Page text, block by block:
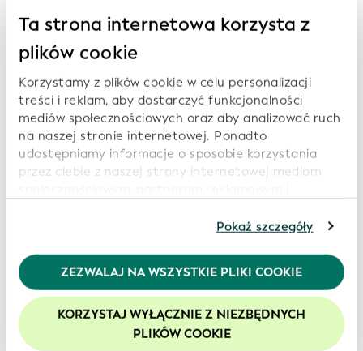
Ta strona internetowa korzysta z
plików cookie
Korzystamy z plików cookie w celu personalizacji
treści i reklam, aby dostarczyć funkcjonalności
mediów społecznościowych oraz aby analizować ruch
na naszej stronie internetowej. Ponadto
udostępniamy informacje o sposobie korzystania
przez ciebie z naszej strony internetowej mediom
informacjami, które im przekazałeś lub które zebrali
usług. Kontynuując korzystanie z naszej strony
internetowej, wyrażasz zgodę na korzystanie przez
nas z plików cookie. Więcej informacji znajduje się w
naszejpolityce prywatności.
Zalecamy włączenie obsługi plików cookie, aby
Pokaż szczegóły
ZEZWALAJ NA WSZYSTKIE PLIKI COOKIE
KORZYSTAJ WYŁĄCZNIE Z NIEZBĘDNYCH
PLIKÓW COOKIE
Każda zainteresowana strona może odtworzyć raport
biznesowy dot. Globalnego Systemu LEI lub dane
zawarte w tym raporcie poprzez wykonanie dwóch
prostych czynności: